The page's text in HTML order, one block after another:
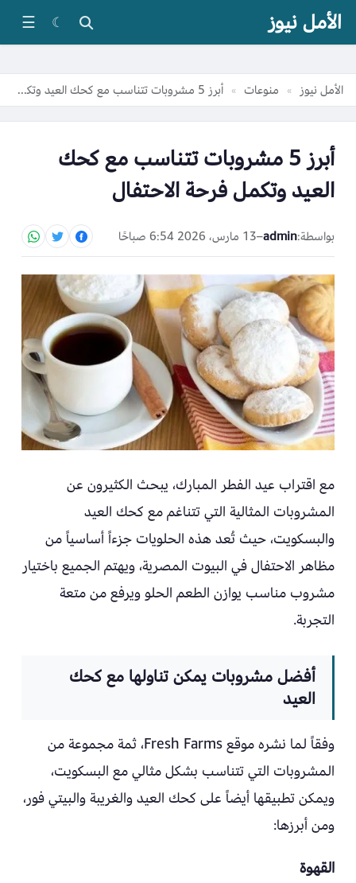
الأمل نيوز ☾
☰
الأمل نيوز » منوعات » أبرز 5 مشروبات تتناسب مع كحك العيد وتكمل فرحة الاحتفال
أبرز 5 مشروبات تتناسب مع كحك
العيد وتكمل فرحة الاحتفال
بواسطة:admin
–13 مارس، 2026 6:54 صباحًا
مع اقتراب عيد الفطر المبارك، يبحث الكثيرون عن
المشروبات المثالية التي تتناغم مع كحك العيد
والبسكويت، حيث تُعد هذه الحلويات جزءاً أساسياً من
مظاهر الاحتفال في البيوت المصرية، ويهتم الجميع باختيار
مشروب مناسب يوازن الطعم الحلو ويرفع من متعة
التجربة.
أفضل مشروبات يمكن تناولها مع كحك
العيد
وفقاً لما نشره موقع Fresh Farms، ثمة مجموعة من
المشروبات التي تتناسب بشكل مثالي مع البسكويت،
ويمكن تطبيقها أيضاً على كحك العيد والغريبة والبيتي فور،
ومن أبرزها:
القهوة